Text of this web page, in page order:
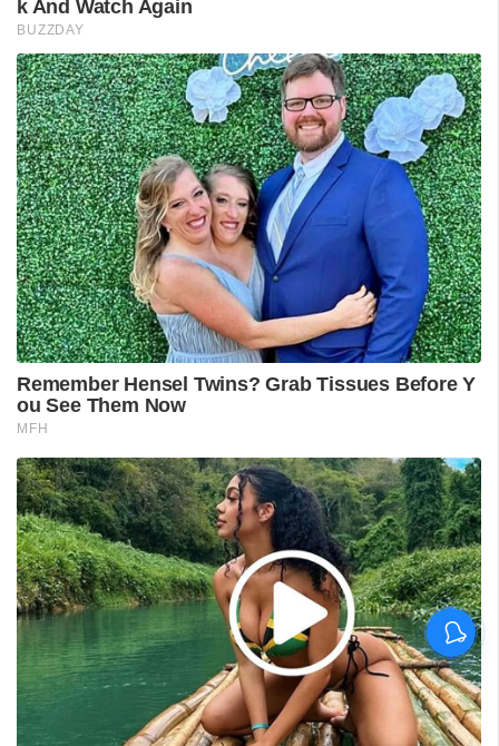
പുനലൂർ ആശുപത്രിയിലെ
സ്വീകരണം;
രോഗികൾക്കുണ്ടായ
ബുദ്ധിമുട്ടിൽ
ആരോഗ്യമന്ത്രിയുടെ
നിലപാട് തേടി
ഡിവൈഎഫ്‌ഐ